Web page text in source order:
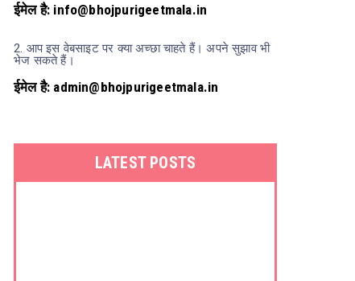
ईमेल है: info@bhojpurigeetmala.in
2. आप इस वेबसाइट पर क्या अच्छा चाहते हैं। अपने सुझाव भी
भेज सकते हैं।
ईमेल है: admin@bhojpurigeetmala.in
LATEST POSTS